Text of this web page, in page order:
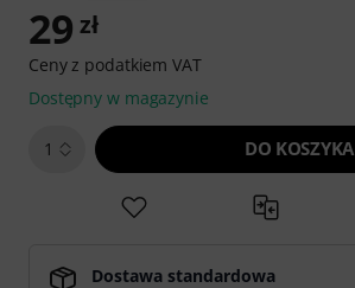
29 zł
Ceny z podatkiem VAT
Dostępny w magazynie
1 DO KOSZYKA
Dostawa standardowa